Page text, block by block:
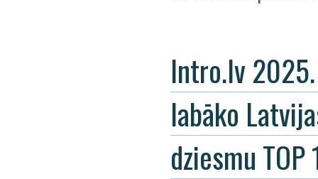
Intro.lv
labāko
dziesmu TOP